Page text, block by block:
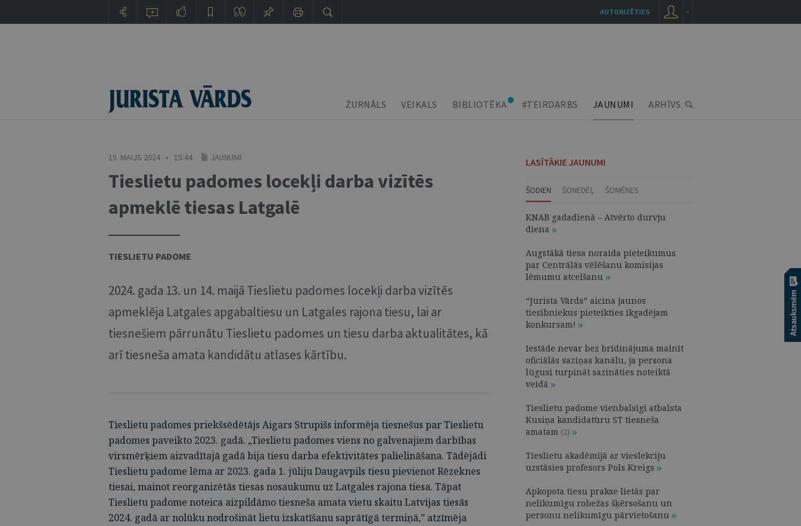
ŽURNĀLS VEIKALS BIBLIOTĒKA #TEIRDARBS JAUNUMI ARHĪVS
15. MAIJS 2024 • 15:44 JAUNUMI
Tieslietu padomes locekļi darba vizītēs
apmeklē tiesas Latgalē
TIESLIETU PADOME
2024. gada 13. un 14. maijā Tieslietu padomes locekļi darba vizītēs
apmeklēja Latgales apgabaltiesu un Latgales rajona tiesu, lai ar
tiesnešiem pārrunātu Tieslietu padomes un tiesu darba aktualitātes, kā
arī tiesneša amata kandidātu atlases kārtību.
Tieslietu padomes priekšsēdētājs Aigars Strupišs informēja tiesnešus par Tieslietu
padomes paveikto 2023. gadā. „Tieslietu padomes viens no galvenajiem darbības
virsmērķiem aizvadītajā gadā bija tiesu darba efektivitātes palielināšana. Tādējādi
Tieslietu padome lēma ar 2023. gada 1. jūliju Daugavpils tiesu pievienot Rēzeknes
tiesai, mainot reorganizētās tiesas nosaukumu uz Latgales rajona tiesa. Tāpat
Tieslietu padome noteica aizpildāmo tiesneša amata vietu skaitu Latvijas tiesās
2024. gadā ar nolūku nodrošināt lietu izskatīšanu saprātīgā termiņā,” atzīmēja
LASĪTĀKIE JAUNUMI
ŠODIEN ŠONEDĒĻ ŠOMĒNES
KNAB gadadienā – Atvērto durvju
diena
Augstākā tiesa noraida pieteikumus
par Centrālās vēlēšanu komisijas
lēmumu atcelšanu
“Jurista Vārds” aicina jaunos
tiesībniekus pieteikties ikgadējam
konkursam!
Iestāde nevar bez brīdinājuma mainīt
oficiālās saziņas kanālu, ja persona
lūgusi turpināt sazināties noteiktā
veidā
Tieslietu padome vienbalsīgi atbalsta
Kusiņa kandidatūru ST tiesneša
amatam (2)
Tieslietu akadēmijā ar vieslekciju
uzstāsies profesors Pols Kreigs
Apkopota tiesu prakse lietās par
nelikumīgu robežas šķērsošanu un
personu nelikumīgu pārvietošanu
AUTORIZĒTIES